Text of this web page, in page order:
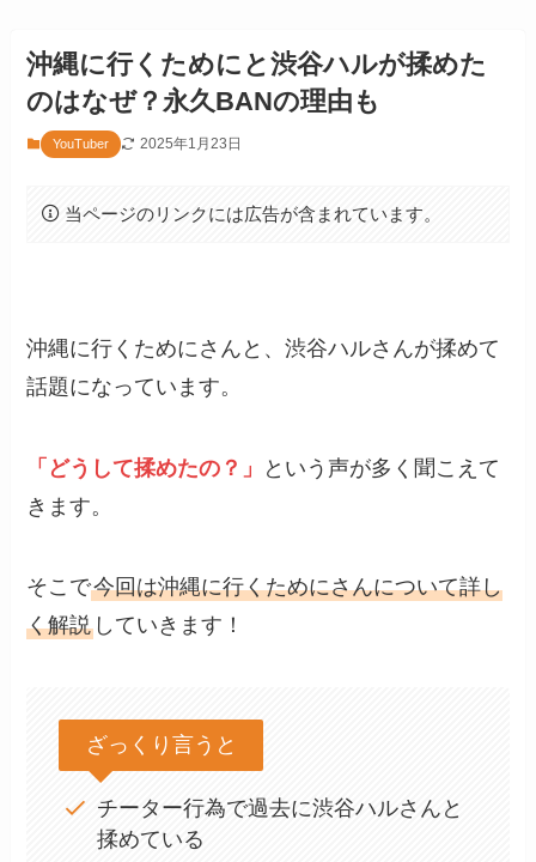
沖縄に行くためにと渋谷ハルが揉めた
のはなぜ？永久BANの理由も
YouTuber 2025年1月23日
当ページのリンクには広告が含まれています。
沖縄に行くためにさんと、渋谷ハルさんが揉めて
話題になっています。
「どうして揉めたの？」
という声が多く聞こえて
きます。
そこで今回は沖縄に行くためにさんについて詳し
く解説 していきます！
ざっくり言うと
チーター行為で過去に渋谷ハルさんと
揉めている